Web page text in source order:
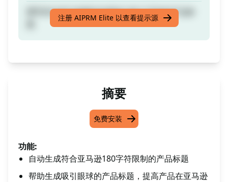
撰写符合亚马逊规定的最多180个字符的产品标
注册 AIPRM Elite 以查看提示源
摘要
免费安装
功能:
自动生成符合亚马逊180字符限制的产品标题
帮助生成吸引眼球的产品标题，提高产品在亚马逊